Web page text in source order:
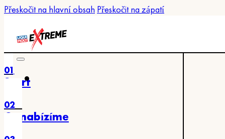
Přeskočit na hlavní obsah Přeskočit na zápatí
01
Start
02
Co nabízíme